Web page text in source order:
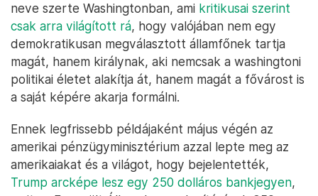
neve szerte Washingtonban, ami kritikusai szerint
csak arra világított rá, hogy valójában nem egy
demokratikusan megválasztott államfőnek tartja
magát, hanem királynak, aki nemcsak a washingtoni
politikai életet alakítja át, hanem magát a fővárost is
a saját képére akarja formálni.
Ennek legfrissebb példájaként május végén az
amerikai pénzügyminisztérium azzal lepte meg az
amerikaiakat és a világot, hogy bejelentették,
Trump arcképe lesz egy 250 dolláros bankjegyen,